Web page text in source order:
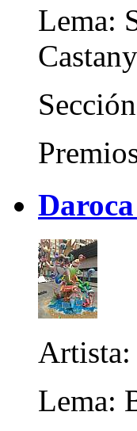
Lema:
Artista:
Lema: